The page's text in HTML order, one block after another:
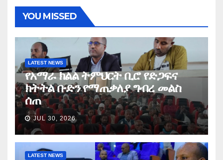
YOU MISSED
LATEST NEWS
የአማራ ክልል ትምህርት ቢሮ የድጋፍና
ክትትል ቡድን የማጠቃለያ ግብረ መልስ
ሰጠ
JUL 30, 2026
LATEST NEWS